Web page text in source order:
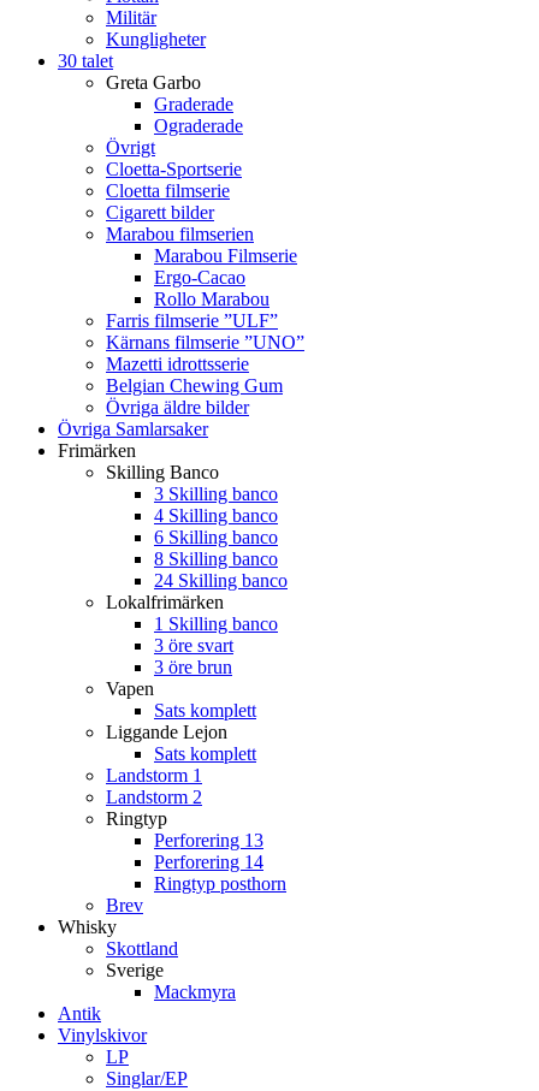
Militär
Kungligheter
30 talet
Greta Garbo
Graderade
Ograderade
Övrigt
Cloetta-Sportserie
Cloetta filmserie
Cigarett bilder
Marabou filmserien
Marabou Filmserie
Ergo-Cacao
Rollo Marabou
Farris filmserie ”ULF”
Kärnans filmserie ”UNO”
Mazetti idrottsserie
Belgian Chewing Gum
Övriga äldre bilder
Övriga Samlarsaker
Frimärken
Skilling Banco
3 Skilling banco
4 Skilling banco
6 Skilling banco
8 Skilling banco
24 Skilling banco
Lokalfrimärken
1 Skilling banco
3 öre svart
3 öre brun
Vapen
Sats komplett
Liggande Lejon
Sats komplett
Landstorm 1
Landstorm 2
Ringtyp
Perforering 13
Perforering 14
Ringtyp posthorn
Brev
Whisky
Skottland
Sverige
Mackmyra
Antik
Vinylskivor
LP
Singlar/EP